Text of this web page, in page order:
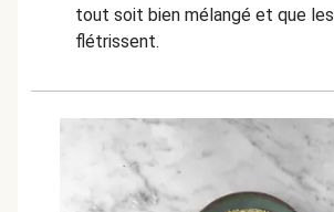
tout soit bien mélangé et que les
flétrissent.